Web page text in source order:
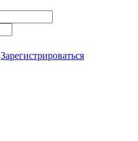
Зарегистрироваться